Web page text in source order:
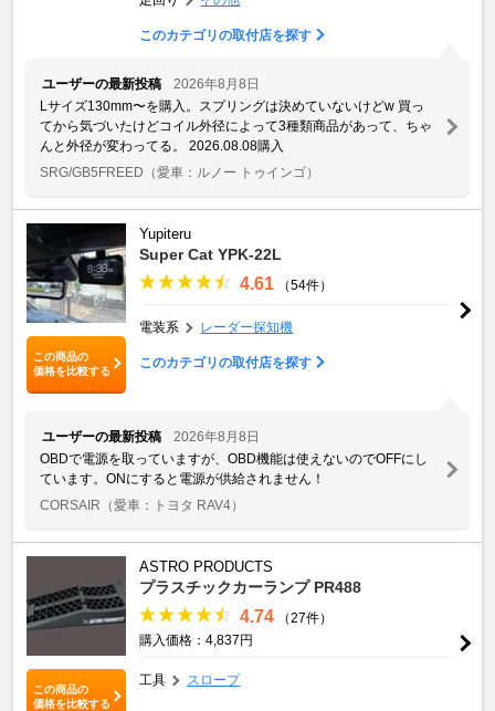
このカテゴリの取付店を探す
ユーザーの最新投稿
2026年8月8日
Lサイズ130mm〜を購入。スプリングは決めていないけどw 買っ
てから気づいたけどコイル外径によって3種類商品があって、ちゃ
んと外径が変わってる。 2026.08.08購入
SRG/GB5FREED （愛車：ルノー トゥインゴ）
この商品の
価格を比較する
Yupiteru
Super Cat YPK-22L
4.61 （54件）
電装系 レーダー探知機
このカテゴリの取付店を探す
ユーザーの最新投稿
2026年8月8日
OBDで電源を取っていますが、OBD機能は使えないのでOFFにし
ています。ONにすると電源が供給されません！
CORSAIR （愛車：トヨタ RAV4）
この商品の
価格を比較する
ASTRO PRODUCTS
プラスチックカーランプ PR488
4.74
（27件）
購入価格：4,837円
工具 スロープ